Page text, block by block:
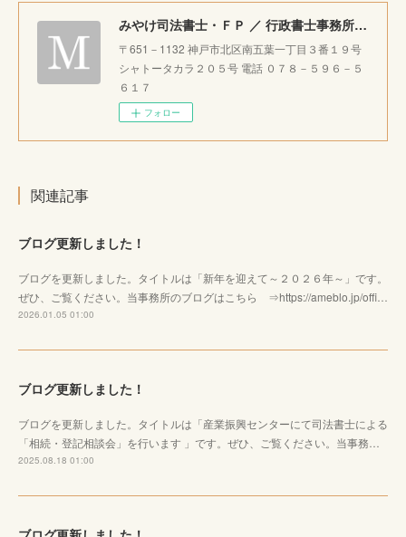
みやけ司法書士・ＦＰ ／ 行政書士事務所 ｜神戸市北区で相続・成年後見・生前整理のご相談をお受けしています。
〒651－1132 神戸市北区南五葉一丁目３番１９号
シャトータカラ２０５号 電話 ０７８－５９６－５
６１７
フォロー
関連記事
ブログ更新しました！
ブログを更新しました。タイトルは「新年を迎えて～２０２６年～」です。
ぜひ、ご覧ください。当事務所のブログはこちら ⇒https://ameblo.jp/offi…
2026.01.05 01:00
ブログ更新しました！
ブログを更新しました。タイトルは「産業振興センターにて司法書士による
「相続・登記相談会」を行います 」です。ぜひ、ご覧ください。当事務…
2025.08.18 01:00